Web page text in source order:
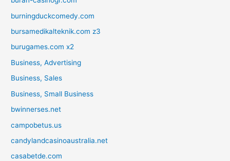
burningduckcomedy.com
bursamedikalteknik.com z3
burugames.com x2
Business, Advertising
Business, Sales
Business, Small Business
bwinnerses.net
campobetus.us
candylandcasinoaustralia.net
casabetde.com